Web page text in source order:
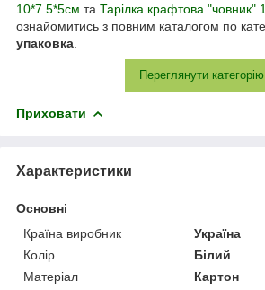
10*7.5*5см та Тарілка крафтова "човник"
ознайомитись з повним каталогом по
упаковка
Переглянути категорію
Приховати
Характеристики
Основні
Країна виробник
Україна
Колір
Білий
Матеріал
Картон